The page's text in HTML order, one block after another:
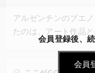
アルゼンチンのブエ
たのは、アート作品
ト」。オーディオガ
ないため、美術館を
会員登録後、
会員